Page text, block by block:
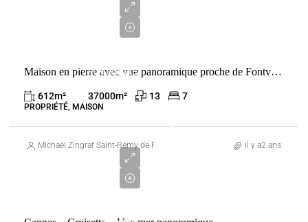
FONTVIEILLE
Maison en pierre avec vue panoramique proche de Fontvieille
612m² 37000m² 13 7
PROPRIÉTÉ, MAISON
Michaël Zingraf Saint-Remy de Provence il y a2 ans
4